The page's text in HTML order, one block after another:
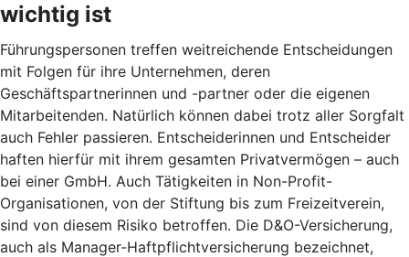
wichtig ist
Führungspersonen treffen weitreichende Entscheidungen
mit Folgen für ihre Unternehmen, deren
Geschäftspartnerinnen und -partner oder die eigenen
Mitarbeitenden. Natürlich können dabei trotz aller Sorgfalt
auch Fehler passieren. Entscheiderinnen und Entscheider
haften hierfür mit ihrem gesamten Privatvermögen – auch
bei einer GmbH. Auch Tätigkeiten in Non-Profit-
Organisationen, von der Stiftung bis zum Freizeitverein,
sind von diesem Risiko betroffen. Die D&O-Versicherung,
auch als Manager-Haftpflichtversicherung bezeichnet,